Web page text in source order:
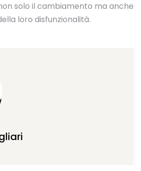
solo il cambiamento ma anche
loro disfunzionalità.